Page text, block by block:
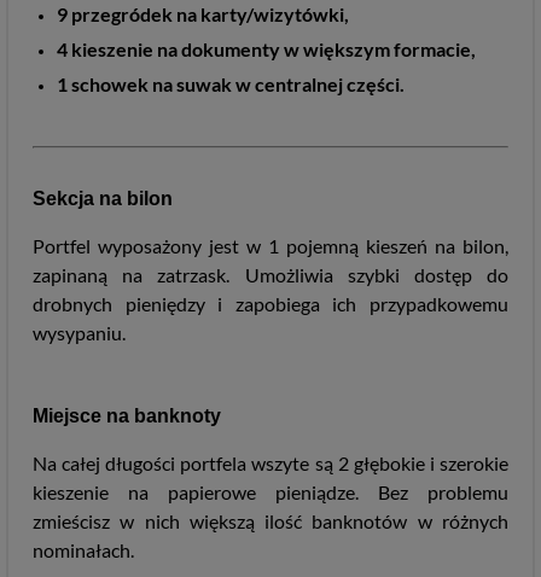
9 przegródek na karty/wizytówki,
4 kieszenie na dokumenty w większym formacie,
1 schowek na suwak w centralnej części.
Sekcja na bilon
Portfel wyposażony jest w 1 pojemną kieszeń na bilon,
zapinaną na zatrzask. Umożliwia szybki dostęp do
drobnych pieniędzy i zapobiega ich przypadkowemu
wysypaniu.
Miejsce na banknoty
Na całej długości portfela wszyte są 2 głębokie i szerokie
kieszenie na papierowe pieniądze. Bez problemu
zmieścisz w nich większą ilość banknotów w różnych
nominałach.